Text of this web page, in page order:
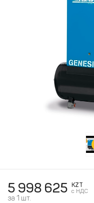
5 998 625
KZT
c НДС
за 1 шт.